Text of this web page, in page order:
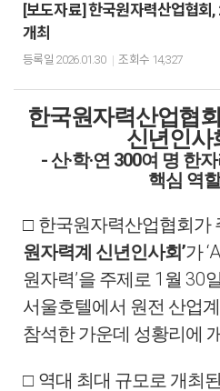
[보도자료] 한국원자력산업협회
개최
등록일 2026.01.30 조회수 14,327
한국원자력산업협회
신년인사
-산·학·연 300여 명 한자
핵심 역
□ 한국원자력산업협회가
원자력계 신년인사회’가
원자력’을 주제로 1 월 30
서울호텔에서 원전 산업
참석한 가운데 성황리에
□ 역대 최대 규모로 개최